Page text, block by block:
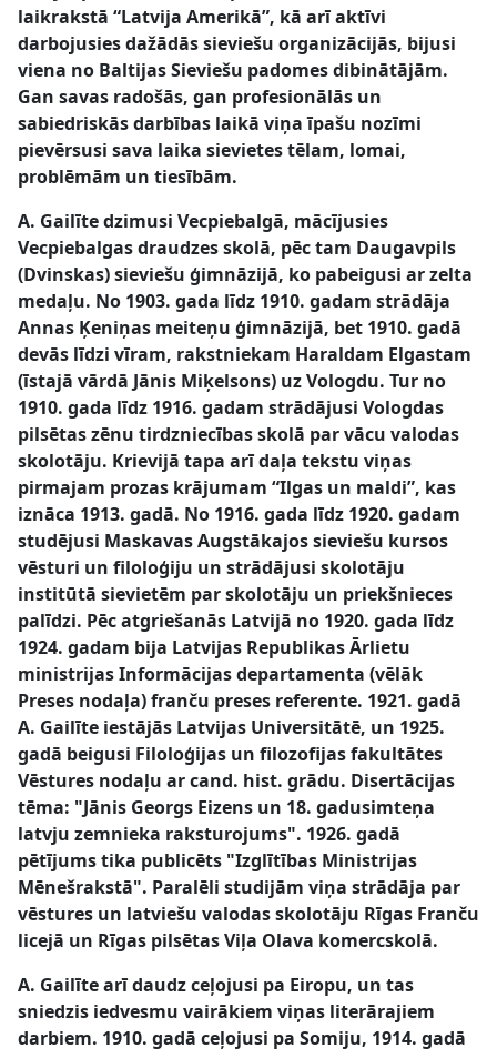
laikrakstā “Latvija Amerikā”, kā arī aktīvi
darbojusies dažādās sieviešu organizācijās, bijusi
viena no Baltijas Sieviešu padomes dibinātājām.
Gan savas radošās, gan profesionālās un
sabiedriskās darbības laikā viņa īpašu nozīmi
pievērsusi sava laika sievietes tēlam, lomai,
problēmām un tiesībām.
A. Gailīte dzimusi Vecpiebalgā, mācījusies
Vecpiebalgas draudzes skolā, pēc tam Daugavpils
(Dvinskas) sieviešu ģimnāzijā, ko pabeigusi ar zelta
medaļu. No 1903. gada līdz 1910. gadam strādāja
Annas Ķeniņas meiteņu ģimnāzijā, bet 1910. gadā
devās līdzi vīram, rakstniekam Haraldam Elgastam
(īstajā vārdā Jānis Miķelsons) uz Vologdu. Tur no
1910. gada līdz 1916. gadam strādājusi Vologdas
pilsētas zēnu tirdzniecības skolā par vācu valodas
skolotāju. Krievijā tapa arī daļa tekstu viņas
pirmajam prozas krājumam “Ilgas un maldi”, kas
iznāca 1913. gadā. No 1916. gada līdz 1920. gadam
studējusi Maskavas Augstākajos sieviešu kursos
vēsturi un filoloģiju un strādājusi skolotāju
institūtā sievietēm par skolotāju un priekšnieces
palīdzi. Pēc atgriešanās Latvijā no 1920. gada līdz
1924. gadam bija Latvijas Republikas Ārlietu
ministrijas Informācijas departamenta (vēlāk
Preses nodaļa) franču preses referente. 1921. gadā
A. Gailīte iestājās Latvijas Universitātē, un 1925.
gadā beigusi Filoloģijas un filozofijas fakultātes
Vēstures nodaļu ar cand. hist. grādu. Disertācijas
tēma: "Jānis Georgs Eizens un 18. gadusimteņa
latvju zemnieka raksturojums". 1926. gadā
pētījums tika publicēts "Izglītības Ministrijas
Mēnešrakstā". Paralēli studijām viņa strādāja par
vēstures un latviešu valodas skolotāju Rīgas Franču
licejā un Rīgas pilsētas Viļa Olava komercskolā.
A. Gailīte arī daudz ceļojusi pa Eiropu, un tas
sniedzis iedvesmu vairākiem viņas literārajiem
darbiem. 1910. gadā ceļojusi pa Somiju, 1914. gadā